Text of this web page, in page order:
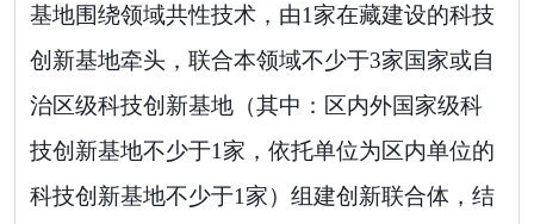
基地围绕领域共性技术，由1 家在藏建设的科技
创新基地牵头，联合本领域不少于3家国家或自
治区级科技创新基地（其中：区内外国家级科
技创新基地不少于1 家，依托单位为区内单位的
科技创新基地不少于1 家） 组建创新联合体， 结